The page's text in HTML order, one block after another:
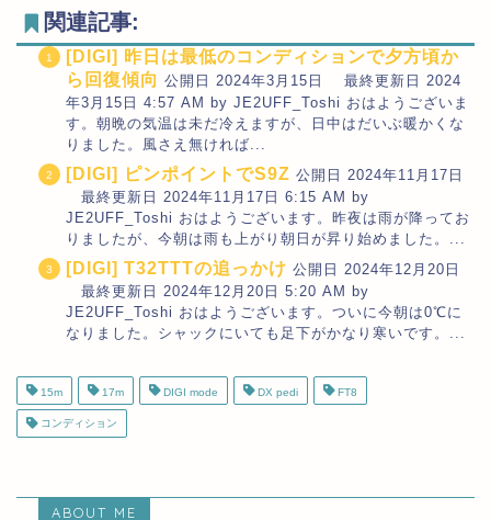
関連記事:
[DIGI] 昨日は最低のコンディションで夕方頃か
ら回復傾向 公開日 2024年3月15日 最終更新日 2024
年3月15日 4:57 AM by JE2UFF_Toshi おはようございま
す。朝晩の気温は未だ冷えますが、日中はだいぶ暖かくな
りました。風さえ無ければ...
[DIGI] ピンポイントでS9Z 公開日 2024年11月17日
最終更新日 2024年11月17日 6:15 AM by
JE2UFF_Toshi おはようございます。昨夜は雨が降ってお
りましたが、今朝は雨も上がり朝日が昇り始めました。...
[DIGI] T32TTTの追っかけ 公開日 2024年12月20日
最終更新日 2024年12月20日 5:20 AM by
JE2UFF_Toshi おはようございます。ついに今朝は0℃に
なりました。シャックにいても足下がかなり寒いです。...
15m 17m DIGI mode DX pedi FT8
コンディション
ABOUT ME